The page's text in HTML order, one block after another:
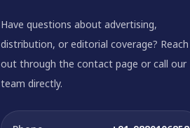
Have questions about advertising,
distribution, or editorial coverage? Reach
out through the contact page or call our
team directly.